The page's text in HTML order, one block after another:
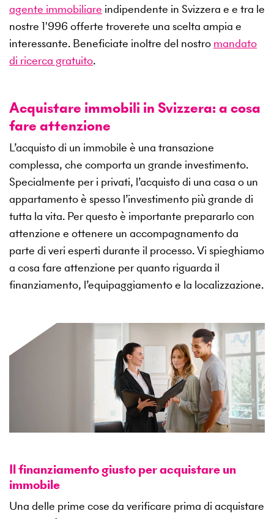
agente immobiliare indipendente in Svizzera e e tra le
nostre 1'996 offerte troverete una scelta ampia e
interessante. Beneficiate inoltre del nostro mandato
di ricerca gratuito.
Acquistare immobili in Svizzera: a cosa
fare attenzione
L’acquisto di un immobile è una transazione
complessa, che comporta un grande investimento.
Specialmente per i privati, l’acquisto di una casa o un
appartamento è spesso l’investimento più grande di
tutta la vita. Per questo è importante prepararlo con
attenzione e ottenere un accompagnamento da
parte di veri esperti durante il processo. Vi spieghiamo
a cosa fare attenzione per quanto riguarda il
finanziamento, l’equipaggiamento e la localizzazione.
Il finanziamento giusto per acquistare un
immobile
Una delle prime cose da verificare prima di acquistare